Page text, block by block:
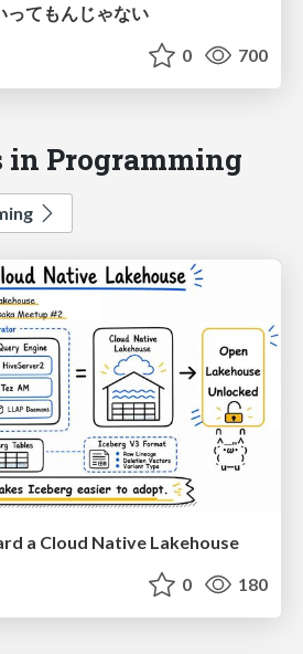
ってもんじゃない
0 700
in Programming
a Cloud Native Lakehouse
0 180